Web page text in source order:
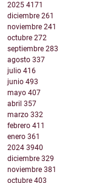
2025 4171
diciembre 261
noviembre 241
octubre 272
septiembre 283
agosto 337
julio 416
junio 493
mayo 407
abril 357
marzo 332
febrero 411
enero 361
2024 3940
diciembre 329
noviembre 381
octubre 403